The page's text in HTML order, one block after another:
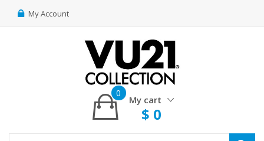
My Account
My cart
0
$ 0